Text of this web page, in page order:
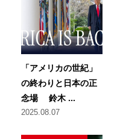
「アメリカの世紀」
の終わりと日本の正
念場 鈴木 ...
2025.08.07